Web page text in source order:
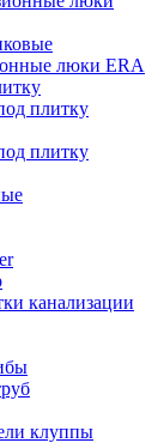
люки ERA
плитку
плитку
канализации
клуппы